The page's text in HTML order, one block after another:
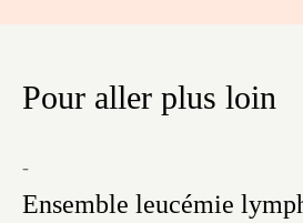
Pour aller plus loin
Ensemble leucémie
-